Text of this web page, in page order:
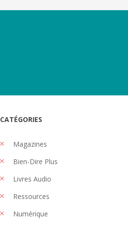
CATÉGORIES
Magazines
Bien-Dire Plus
Livres Audio
Ressources
Numérique